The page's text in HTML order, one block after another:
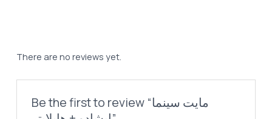
There are no reviews yet.
Be the first to review “مايت سينما